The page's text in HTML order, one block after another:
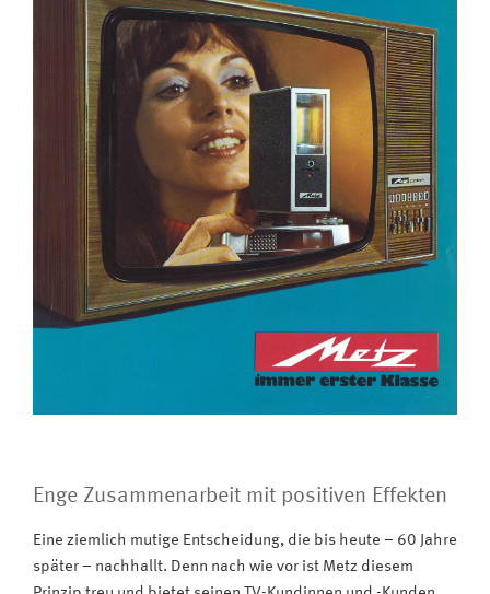
Enge Zusammenarbeit mit positiven Effekten
Eine ziemlich mutige Entscheidung, die bis heute – 60 Jahre
später – nachhallt. Denn nach wie vor ist Metz diesem